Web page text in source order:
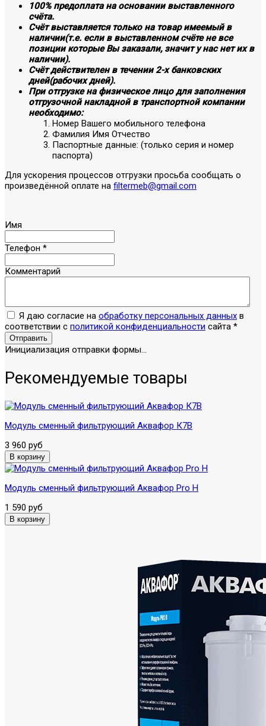
100% предоплата на основании выставленного
счёта.
Счёт выставляется только на товар имеемый в
наличии(т.е. если в выставленном счёте не все
позиции которые Вы заказали, значит у нас нет их в
наличии).
Счёт действителен в течении 2-х банковских
дней(рабочих дней).
При отгрузке на физическое лицо для заполнения
отгрузочной накладной в транспортной компании
необходимо:
Номер Вашего мобильного телефона
Фамилия Имя Отчество
Паспортные данные: (только серия и номер
паспорта)
Для ускорения процессов отгрузки просьба сообщать о
произведённой оплате на filtermeb@gmail.com
Имя
Телефон *
Комментарий
Я даю согласие на обработку персональных данных в
соответствии с политикой конфиденциальности сайта *
Отправить
Инициализация отправки формы...
Рекомендуемые товары
Модуль сменный фильтрующий Аквафор К7В
3 960 руб
Модуль сменный фильтрующий Аквафор Pro H
1 590 руб